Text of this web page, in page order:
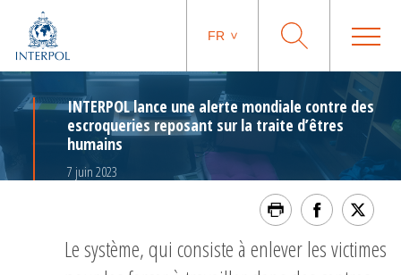
FR
INTERPOL lance une alerte mondiale contre des
escroqueries reposant sur la traite d’êtres
humains
7 juin 2023
Le système, qui consiste à enlever les victimes